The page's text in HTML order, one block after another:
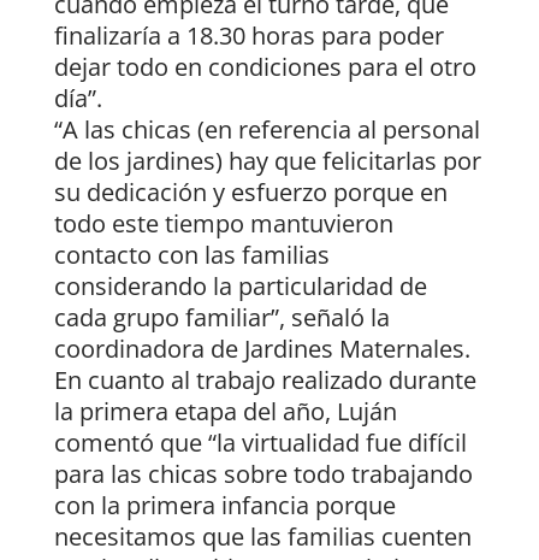
finalizaría a 18.30 horas para poder
dejar todo en condiciones para el otro
día”.
“A las chicas (en referencia al personal
de los jardines) hay que felicitarlas por
su dedicación y esfuerzo porque en
todo este tiempo mantuvieron
contacto con las familias
considerando la particularidad de
cada grupo familiar”, señaló la
coordinadora de Jardines Maternales.
En cuanto al trabajo realizado durante
la primera etapa del año, Luján
comentó que “la virtualidad fue difícil
para las chicas sobre todo trabajando
con la primera infancia porque
necesitamos que las familias cuenten